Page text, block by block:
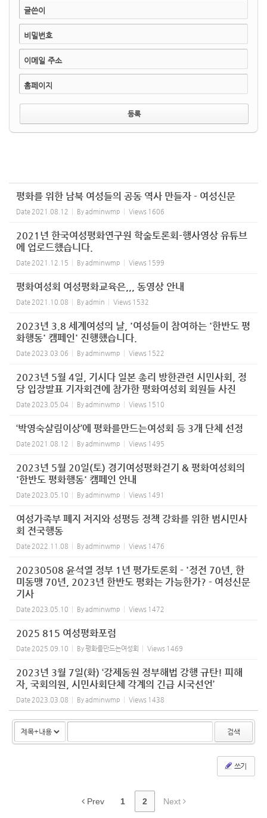
글쓴이
비밀번호
이메일 주소
홈페이지
평화를 위한 남북 여성들의 공동 역사 만들자 - 여성신문
Date 2021.08.12 Byadminwmp Views 1606
2021년 한국여성평화연구원 학술토론회-행사영상 유튜브
에 업로드했습니다.
Date 2021.12.15 Byadminwmp Views 1599
평화여성회 여성평화교육은,,, 동영상 안내
Date 2021.10.08 Byadmin Views 1532
2023년 3.8 세계여성의 날, '여성들이 참여하는 '한반도 평
화행동' 캠페인' 진행했습니다.
Date 2023.03.06 Byadminwmp Views 1522
2023년 5월 4일, 기시다 일본 총리 방한관련 시민사회, 정
당 입장발표 기자회견에 참가한 평화여성회 회원들 사진
Date 2023.05.04 Byadminwmp Views 1510
‘박영숙살림이상’에 평화를만드는여성회 등 3개 단체 선정
Date 2021.08.12 Byadminwmp Views 1495
2023년 5월 20일(토) 경기여성평화걷기 & 평화여성회의
'한반도 평화행동' 캠페인 안내
Date 2023.05.10 Byadminwmp Views 1491
여성가족부 폐지 저지와 성평등 정책 강화를 위한 범시민사
회 전국행동
Date 2022.11.08 Byadminwmp Views 1476
20230508 윤석열 정부 1년 평가토론회 - '정전 70년, 한
미동맹 70년, 2023년 한반도 평화는 가능한가? - 여성신문
기사
Date 2023.05.10 Byadminwmp Views 1472
2025 815 여성평화포럼
Date 2025.09.10 By평화를만드는여성회 Views 1469
2023년 3월 7일(화) ‘강제동원 정부해법 강행 규탄! 피해
자, 국회의원, 시민사회단체 각계의 긴급 시국선언’
Date 2023.03.08 Byadminwmp Views 1438
검색
쓰기
Prev 1 2 Next